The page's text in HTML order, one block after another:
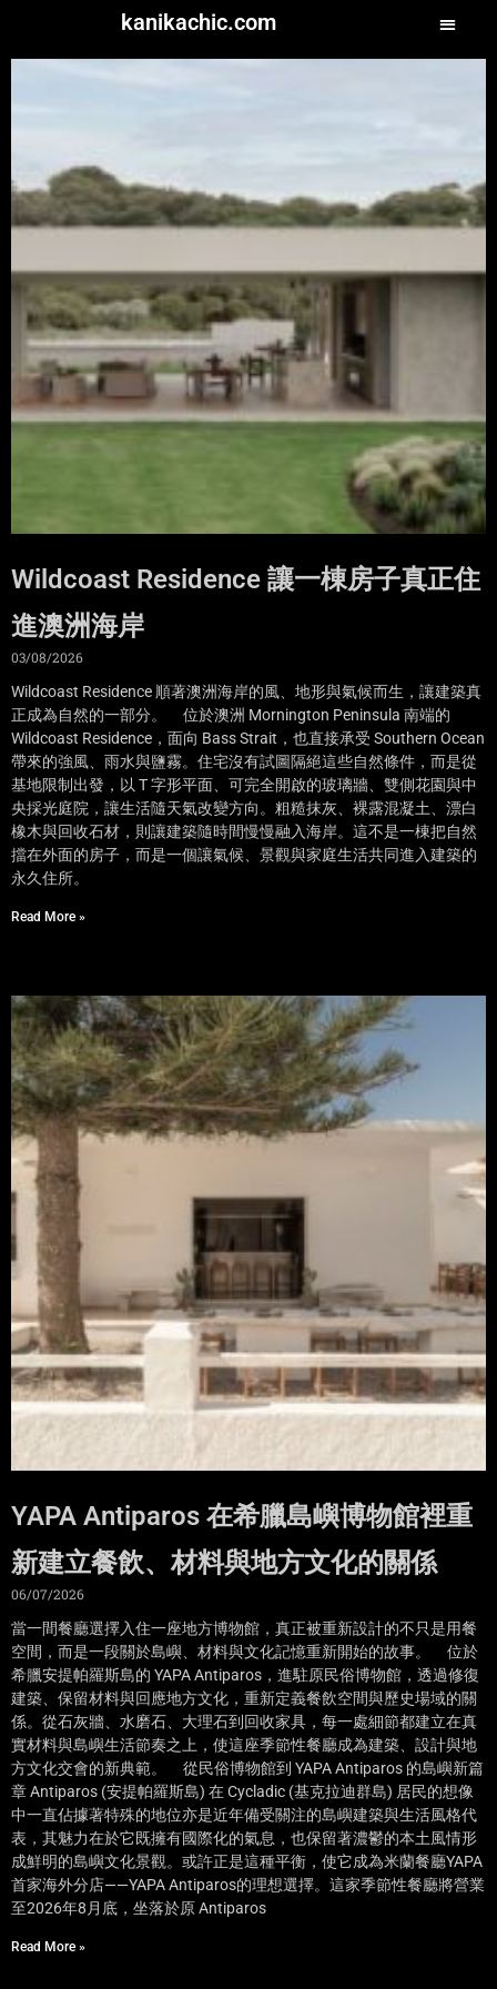
kanikachic.com
Wildcoast Residence 讓一棟房子真正住
進澳洲海岸
03/08/2026
Wildcoast Residence 順著澳洲海岸的風、地形與氣候而生，讓建築真
正成為自然的一部分。 位於澳洲 Mornington Peninsula 南端的
Wildcoast Residence，面向 Bass Strait，也直接承受 Southern Ocean
帶來的強風、雨水與鹽霧。住宅沒有試圖隔絕這些自然條件，而是從
基地限制出發，以 T 字形平面、可完全開啟的玻璃牆、雙側花園與中
央採光庭院，讓生活隨天氣改變方向。粗糙抹灰、裸露混凝土、漂白
橡木與回收石材，則讓建築隨時間慢慢融入海岸。這不是一棟把自然
擋在外面的房子，而是一個讓氣候、景觀與家庭生活共同進入建築的
永久住所。
Read More »
YAPA Antiparos 在希臘島嶼博物館裡重
新建立餐飲、材料與地方文化的關係
06/07/2026
當一間餐廳選擇入住一座地方博物館，真正被重新設計的不只是用餐
空間，而是一段關於島嶼、材料與文化記憶重新開始的故事。 位於
希臘安提帕羅斯島的 YAPA Antiparos，進駐原民俗博物館，透過修復
建築、保留材料與回應地方文化，重新定義餐飲空間與歷史場域的關
係。從石灰牆、水磨石、大理石到回收家具，每一處細節都建立在真
實材料與島嶼生活節奏之上，使這座季節性餐廳成為建築、設計與地
方文化交會的新典範。 從民俗博物館到 YAPA Antiparos 的島嶼新篇
章 Antiparos (安提帕羅斯島) 在 Cycladic (基克拉迪群島) 居民的想像
中一直佔據著特殊的地位亦是近年備受關注的島嶼建築與生活風格代
表，其魅力在於它既擁有國際化的氣息，也保留著濃鬱的本土風情形
成鮮明的島嶼文化景觀。或許正是這種平衡，使它成為米蘭餐廳YAPA
首家海外分店——YAPA Antiparos的理想選擇。這家季節性餐廳將營業
至2026年8月底，坐落於原 Antiparos
Read More »